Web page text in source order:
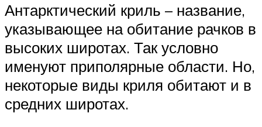
Антарктический криль – название,
указывающее на обитание рачков в
высоких широтах. Так условно
именуют приполярные области. Но,
некоторые виды криля обитают и в
средних широтах.